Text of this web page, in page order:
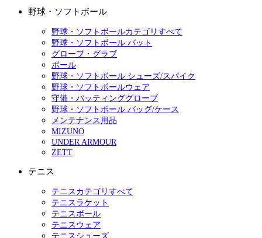
野球・ソフトボール
野球・ソフトボールカテゴリすべて
野球・ソフトボール バット
グローブ・グラブ
ボール
野球・ソフトボール シューズ/スパイク
野球・ソフトボールウェア
守備・バッティンググローブ
野球・ソフトボール バッグ/ケース
メンテナンス用品
MIZUNO
UNDER ARMOUR
ZETT
テニス
テニスカテゴリすべて
テニスラケット
テニスボール
テニスウェア
テニスシューズ